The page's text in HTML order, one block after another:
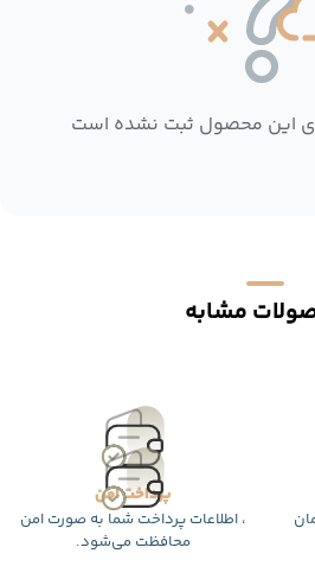
این محصول ثبت نشده است
مشابه
پرداخت امن
، اطلاعات پرداخت شما به صورت امن
محافظت می‌شود.